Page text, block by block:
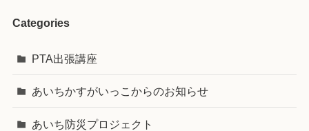
Categories
PTA出張講座
あいちかすがいっこからのお知らせ
あいち防災プロジェクト